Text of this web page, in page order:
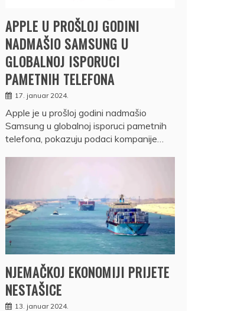
APPLE U PROŠLOJ GODINI
NADMAŠIO SAMSUNG U
GLOBALNOJ ISPORUCI
PAMETNIH TELEFONA
17. januar 2024.
Apple je u prošloj godini nadmašio
Samsung u globalnoj isporuci pametnih
telefona, pokazuju podaci kompanije…
NJEMAČKOJ EKONOMIJI PRIJETE
NESTAŠICE
13. januar 2024.